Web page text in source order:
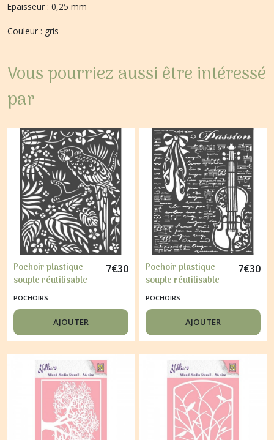
Epaisseur : 0,25 mm
Couleur : gris
Vous pourriez aussi être intéressé
par
Pochoir plastique
souple réutilisable
mix media 20 x 25
cm AMAZONIA 067
7€30
POCHOIRS
AJOUTER
Pochoir plastique
souple réutilisable
mix media 20 x 25
cm PASSION 069
7€30
POCHOIRS
AJOUTER